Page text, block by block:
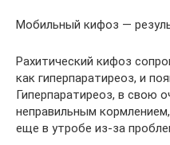
Мобильный кифоз —
Рахитический кифоз
как гиперпаратиреоз, и
Гиперпаратиреоз, в свою
неправильным
еще в утробе из-за